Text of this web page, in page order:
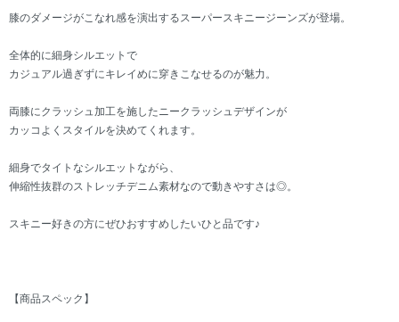
膝のダメージがこなれ感を演出するスーパースキニージーンズが登場。
全体的に細身シルエットで
カジュアル過ぎずにキレイめに穿きこなせるのが魅力。
両膝にクラッシュ加工を施したニークラッシュデザインが
カッコよくスタイルを決めてくれます。
細身でタイトなシルエットながら、
伸縮性抜群のストレッチデニム素材なので動きやすさは◎。
スキニー好きの方にぜひおすすめしたいひと品です♪
【商品スペック】